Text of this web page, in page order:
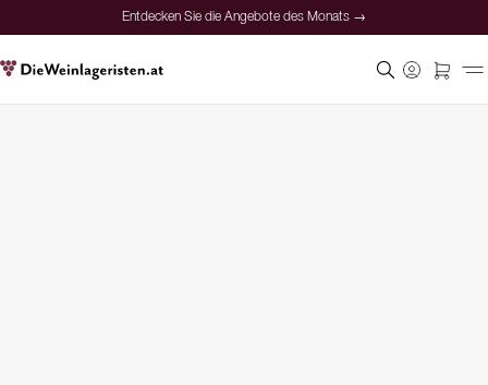
Entdecken Sie die Angebote des Monats →